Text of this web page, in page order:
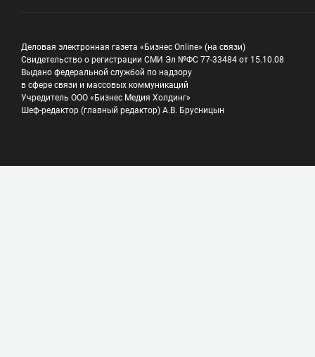
Деловая электронная газета «Бизнес Online» (на связи)
Свидетельство о регистрации СМИ Эл №ФС 77-33484 от 15.10.08
Выдано федеральной службой по надзору
в сфере связи и массовых коммуникаций
Учредитель ООО «Бизнес Медия Холдинг»
Шеф-редактор (главный редактор) А.В. Брусницын